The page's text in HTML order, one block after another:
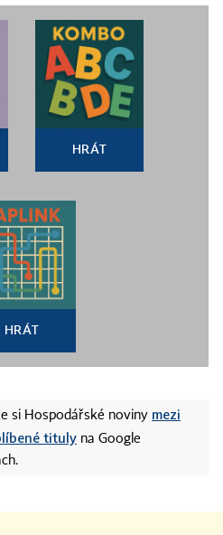
HRÁT
HRÁT
si Hospodářské noviny mezi
tituly na Google